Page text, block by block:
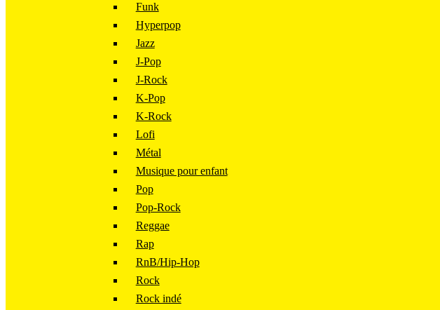
Funk
Hyperpop
Jazz
J-Pop
J-Rock
K-Pop
K-Rock
Lofi
Métal
Musique pour enfant
Pop
Pop-Rock
Reggae
Rap
RnB/Hip-Hop
Rock
Rock indé